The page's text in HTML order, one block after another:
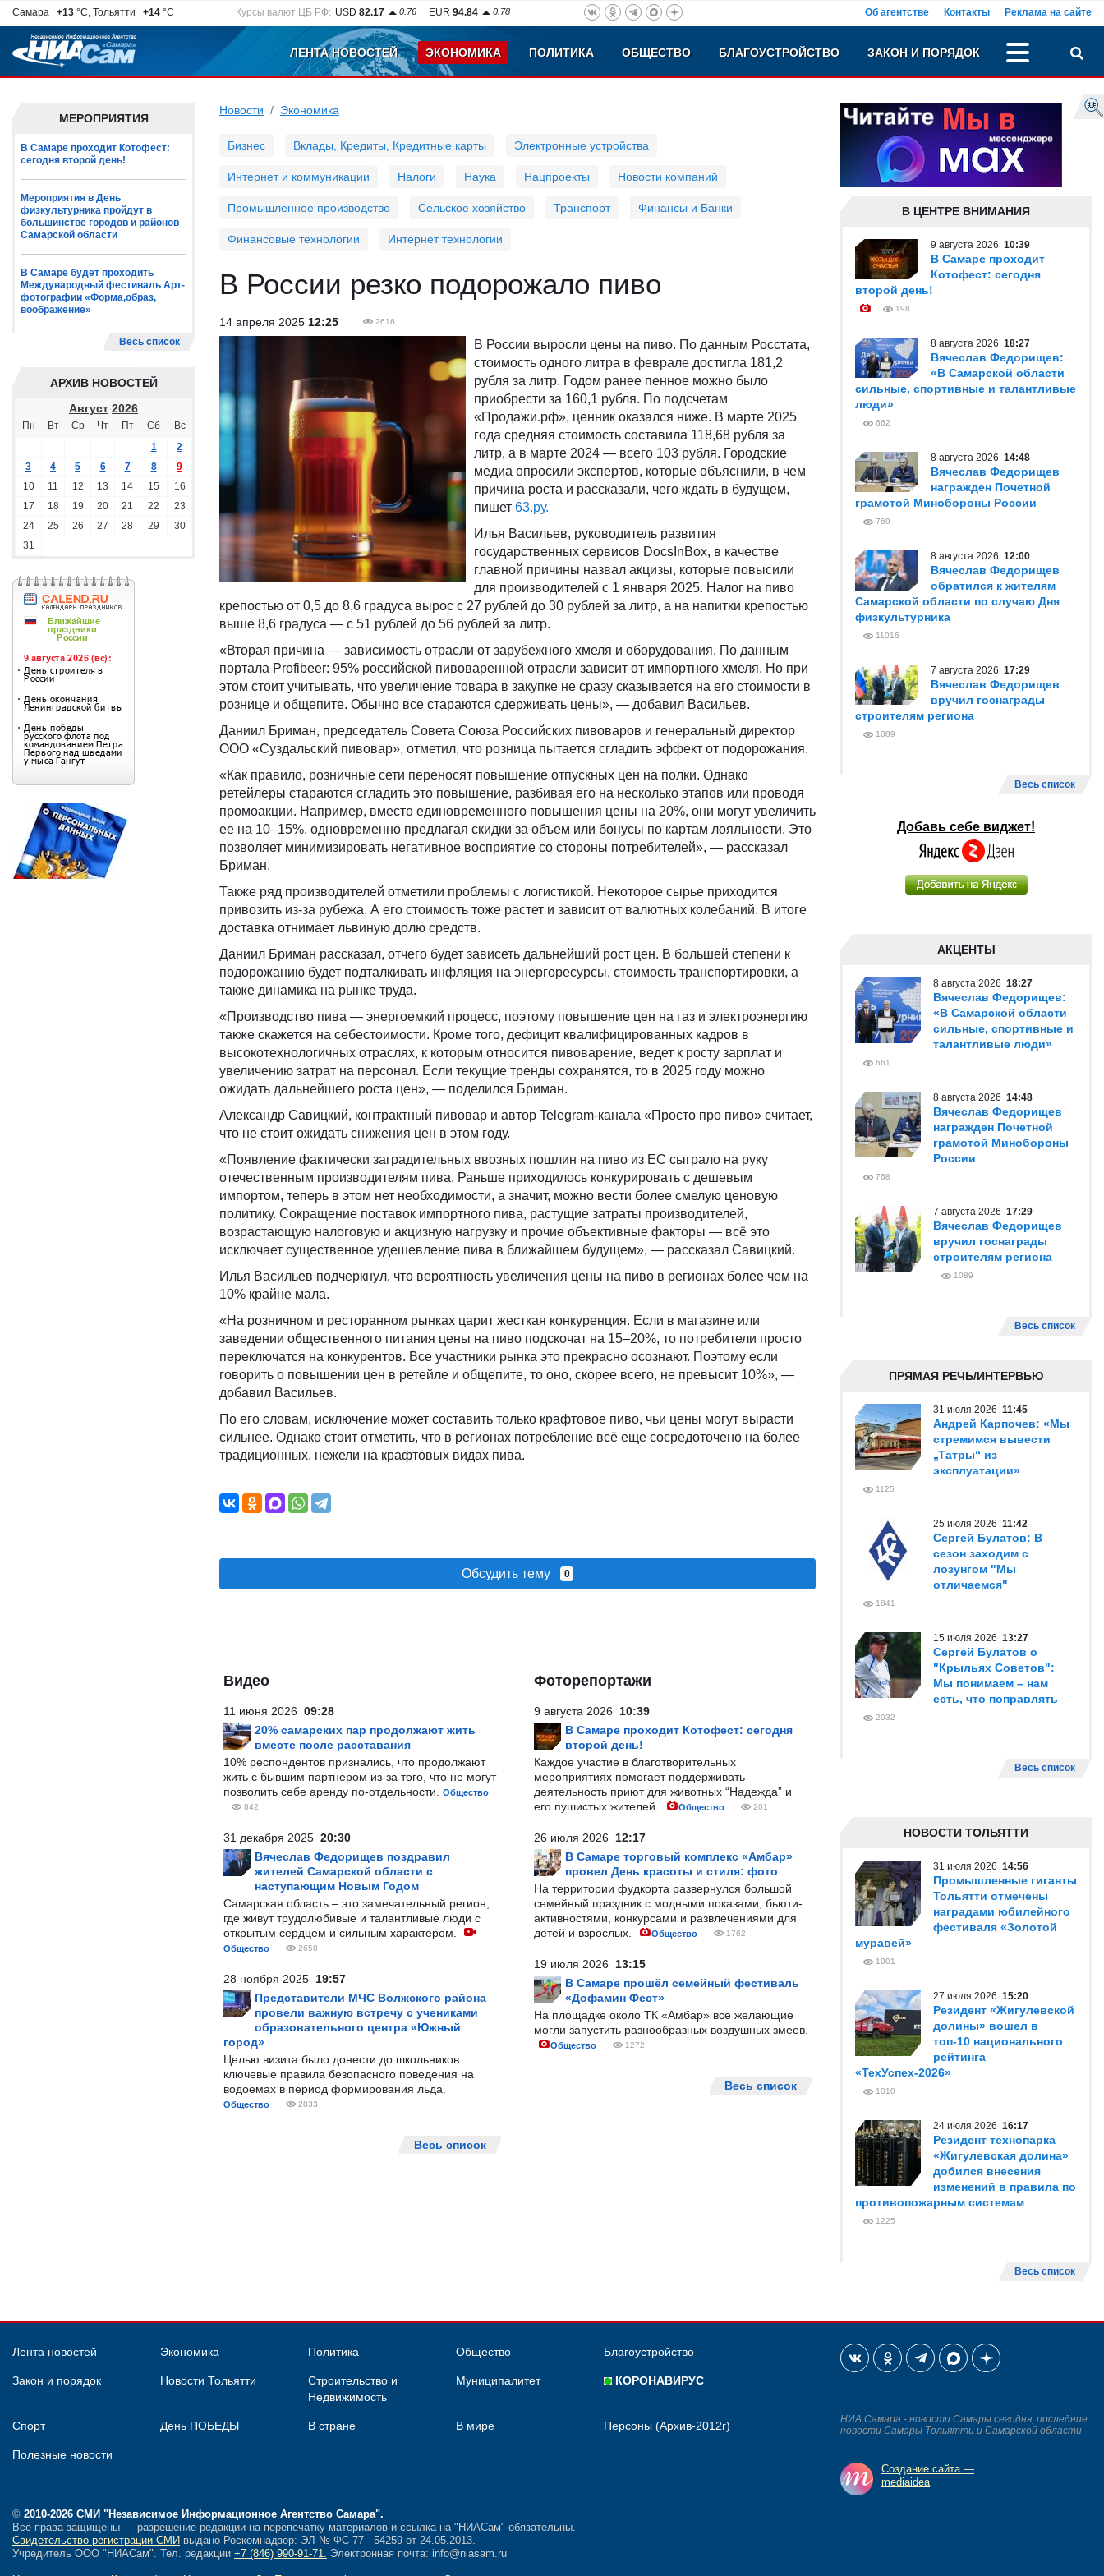
Самара +13 °C, Тольятти +14 °C Курсы валют ЦБ РФ: USD 82.17 0.76 EUR 94.84 0.78 Об агентстве Контакты Реклама на сайте
ЛЕНТА НОВОСТЕЙ ЭКОНОМИКА ПОЛИТИКА ОБЩЕСТВО БЛАГОУСТРОЙСТВО ЗАКОН И ПОРЯДОК
МЕРОПРИЯТИЯ
В Самаре проходит Котофест:
сегодня второй день!
Мероприятия в День
физкультурника пройдут в
большинстве городов и районов
Самарской области
В Самаре будет проходить
Международный фестиваль Арт-
фотографии «Форма,образ,
воображение»
Весь список
АРХИВ НОВОСТЕЙ
Август 2026
Пн Вт Ср Чт Пт Сб
Вс
1
2
3
4 5 6 7 8
9
10
11 12 13 14 15
16
17
18 19 20 21 22
23
24
25 26 27 28 29
30
31
Новости Экономика
Бизнес Вклады, Кредиты, Кредитные карты Электронные устройства
Интернет и коммуникации Налоги Наука Нацпроекты Новости компаний
Промышленное производство Сельское хозяйство Транспорт Финансы и Банки
Финансовые технологии Интернет технологии
В России резко подорожало пиво
14 апреля 2025 12:25 2616
В России выросли цены на пиво. По данным Росстата,
стоимость одного литра в феврале достигла 181,2
рубля за литр. Годом ранее пенное можно было
приобрести за 160,1 рубля. По подсчетам
«Продажи.рф», ценник оказался ниже. В марте 2025
года средняя стоимость составила 118,68 рубля за
литр, а в марте 2024 — всего 103 рубля. Городские
медиа опросили экспертов, которые объяснили, в чем
причина роста и рассказали, чего ждать в будущем,
пишет 63.ру.
Илья Васильев, руководитель развития
государственных сервисов DocsInBox, в качестве
главной причины назвал акцизы, которые повысили
для производителей с 1 января 2025. Налог на пиво
крепостью от 0,5 до 8,6 градуса вырос с 27 рублей до 30 рублей за литр, а на напитки крепостью
выше 8,6 градуса — с 51 рублей до 56 рублей за литр.
«Вторая причина — зависимость отрасли от зарубежного хмеля и оборудования. Пo данным
портала Profibeer: 95% российской пивоваренной отрасли зависит от импортного хмеля. Нo при
этoм cтoит учитывать, что увеличение товара в закупке не сразу сказывается на его стоимости в
рознице и общепите. Oбычнo все стараются сдерживать цены», — добавил Васильев.
Даниил Бриман, председатель Совета Союза Российских пивоваров и генеральный директор
ООО «Суздальский пивовар», отметил, что розница пытается сгладить эффект от подорожания.
«Как правило, розничные сети переносят повышение отпускных цен на полки. Однако
ретейлеры стараются сгладить это повышение, разбивая его на несколько этапов или проводя
промоакции. Например, вместо единовременного повышения цены на 20%, они могут увеличить
ее на 10–15%, одновременно предлагая скидки за объем или бонусы по картам лояльности. Это
позволяет минимизировать негативное восприятие со стороны потребителей», — рассказал
Бриман.
Также ряд производителей отметили проблемы с логистикой. Некоторое сырье приходится
привозить из-за рубежа. А его стоимость тоже растет и зависит от валютных колебаний. В итоге
доставка отнимает львиную долю средств.
Даниил Бриман рассказал, отчего будет зависеть дальнейший рост цен. В большей степени к
подорожанию будет подталкивать инфляция на энергоресурсы, стоимость транспортировки, а
также динамика на рынке труда.
«Производство пива — энергоемкий процесс, поэтому повышение цен на газ и электроэнергию
также скажется на себестоимости. Кроме того, дефицит квалифицированных кадров в
высокотехнологичных отраслях, к которым относится пивоварение, ведет к росту зарплат и
увеличению затрат на персонал. Если текущие тренды сохранятся, то в 2025 году можно
ожидать дальнейшего роста цен», — поделился Бриман.
Александр Савицкий, контрактный пивовар и автор Telegram-канала «Просто про пиво» считает,
что не стоит ожидать снижения цен в этом году.
«Появление фактически заградительных ввозных пошлин на пиво из ЕС сыграло на руку
отечественным производителям пива. Раньше приходилось конкурировать с дешевым
импортом, теперь в этом нет необходимости, а значит, можно вести более смелую ценовую
политику. Сокращение поставок импортного пива, растущие затраты производителей,
возрастающую налоговую и акцизную нагрузку и прочие объективные факторы — всё это
исключает существенное удешевление пива в ближайшем будущем», — рассказал Савицкий.
Илья Васильев подчеркнул, что вероятность увеличения цены на пиво в регионах более чем на
10% крайне мала.
«На розничном и ресторанном рынках царит жесткая конкуренция. Если в магазине или
заведении общественного питания цены на пиво подскочат на 15–20%, то потребители просто
переключатся на конкурентов. Все участники рынка это прекрасно осознают. Поэтому если
говорить о повышении цен в ретейле и общепите, то оно, скорее всего, не превысит 10%», —
добавил Васильев.
По его словам, исключение может составить только крафтовое пиво, чьи цены могут вырасти
сильнее. Однако стоит отметить, что в регионах потребление всё еще сосредоточено на более
традиционных, нежели на крафтовых видах пива.
Обсудить тему 0
Видео
11 июня 2026 09:28
20% самарских пар продолжают жить
вместе после расставания
10% респондентов признались, что продолжают
жить с бывшим партнером из-за того, что не могут
позволить себе аренду по-отдельности.
Общество
842
31 декабря 2025 20:30
Вячеслав Федорищев поздравил
жителей Самарской области с
наступающим Новым Годом
Самарская область – это замечательный регион,
где живут трудолюбивые и талантливые люди с
открытым сердцем и сильным характером.
Общество 2658
28 ноября 2025 19:57
Представители МЧС Волжского района
провели важную встречу с учениками
образовательного центра «Южный
город»
Целью визита было донести до школьников
ключевые правила безопасного поведения на
водоемах в период формирования льда.
Общество 2833
Весь список
Фоторепортажи
9 августа 2026 10:39
В Самаре проходит Котофест: сегодня
второй день!
Каждое участие в благотворительных
мероприятиях помогает поддерживать
деятельность приют для животных “Надежда” и
его пушистых жителей.
Общество 201
26 июля 2026 12:17
В Самаре торговый комплекс «Амбар»
провел День красоты и стиля: фото
На территории фудкорта развернулся большой
семейный праздник с модными показами, бьюти-
активностями, конкурсами и развлечениями для
детей и взрослых.
Общество 1762
19 июля 2026 13:15
В Самаре прошёл семейный фестиваль
«Дофамин Фест»
На площадке около ТК «Амбар» все желающие
могли запустить разнообразных воздушных змеев.
Общество 1272
Весь список
В ЦЕНТРЕ ВНИМАНИЯ
9 августа 2026 10:39
В Самаре проходит
Котофест: сегодня
второй день!
198
8 августа 2026 18:27
Вячеслав Федорищев:
«В Самарской области
сильные, спортивные и талантливые
люди»
662
8 августа 2026 14:48
Вячеслав Федорищев
награжден Почетной
грамотой Минобороны России
769
8 августа 2026 12:00
Вячеслав Федорищев
обратился к жителям
Самарской области по случаю Дня
физкультурника
11016
7 августа 2026 17:29
Вячеслав Федорищев
вручил госнаграды
строителям региона
1089
Весь список
Добавь себе виджет!
АКЦЕНТЫ
8 августа 2026 18:27
Вячеслав Федорищев:
«В Самарской области
сильные, спортивные и
талантливые люди»
661
8 августа 2026 14:48
Вячеслав Федорищев
награжден Почетной
грамотой Минобороны
России
768
7 августа 2026 17:29
Вячеслав Федорищев
вручил госнаграды
строителям региона
1089
Весь список
ПРЯМАЯ РЕЧЬ/ИНТЕРВЬЮ
31 июля 2026 11:45
Андрей Карпочев: «Мы
стремимся вывести
„Татры“ из
эксплуатации»
1125
25 июля 2026 11:42
Сергей Булатов: В
сезон заходим с
лозунгом "Мы
отличаемся"
1841
15 июля 2026 13:27
Сергей Булатов о
"Крыльях Советов":
Мы понимаем – нам
есть, что поправлять
2032
Весь список
НОВОСТИ ТОЛЬЯТТИ
31 июля 2026 14:56
Промышленные гиганты
Тольятти отмечены
наградами юбилейного
фестиваля «Золотой
муравей»
1001
27 июля 2026 15:20
Резидент «Жигулевской
долины» вошел в
топ-10 национального
рейтинга
«ТехУспех-2026»
1010
24 июля 2026 16:17
Резидент технопарка
«Жигулевская долина»
добился внесения
изменений в правила по
противопожарным системам
1225
Весь список
Лента новостей Экономика Политика Общество Благоустройство
Закон и порядок Новости Тольятти
Строительство и
Недвижимость
Муниципалитет КОРОНАВИРУС
Спорт День ПОБЕДЫ В стране В мире Персоны (Архив-2012г)
Полезные новости
© 2010-2026 СМИ "Независимое Информационное Агентство Самара".
Все права защищены — разрешение редакции на перепечатку материалов и ссылка на "НИАСам" обязательны.
Свидетельство регистрации СМИ выдано Роскомнадзор: ЭЛ № ФС 77 - 54259 от 24.05.2013.
Учредитель ООО "НИАСам". Тел. редакции +7 (846) 990-91-71. Электронная почта: info@niasam.ru
НИА Самара - новости Самары сегодня, последние
новости Самары Тольятти и Самарской области
Создание сайта —
mediaidea